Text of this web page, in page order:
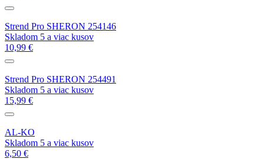
Strend Pro SHERON 254146
Skladom 5 a viac kusov
10,99 €
Strend Pro SHERON 254491
Skladom 5 a viac kusov
15,99 €
AL-KO
Skladom 5 a viac kusov
6,50 €